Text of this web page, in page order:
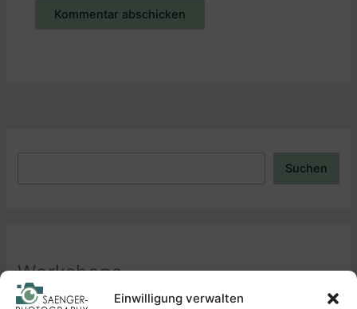
Einwilligung verwalten
Suchen
Workshops